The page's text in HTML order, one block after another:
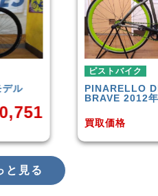
ONLY THE
¥11,301
ピス
と見る